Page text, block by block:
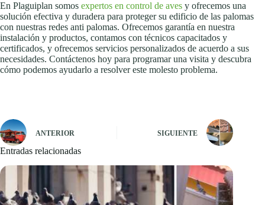
En Plaguiplan somos expertos en control de aves y ofrecemos una
solución efectiva y duradera para proteger su edificio de las palomas
con nuestras redes anti palomas. Ofrecemos garantía en nuestra
instalación y productos, contamos con técnicos capacitados y
certificados, y ofrecemos servicios personalizados de acuerdo a sus
necesidades. Contáctenos hoy para programar una visita y descubra
cómo podemos ayudarlo a resolver este molesto problema.
ANTERIOR SIGUIENTE
Entradas relacionadas